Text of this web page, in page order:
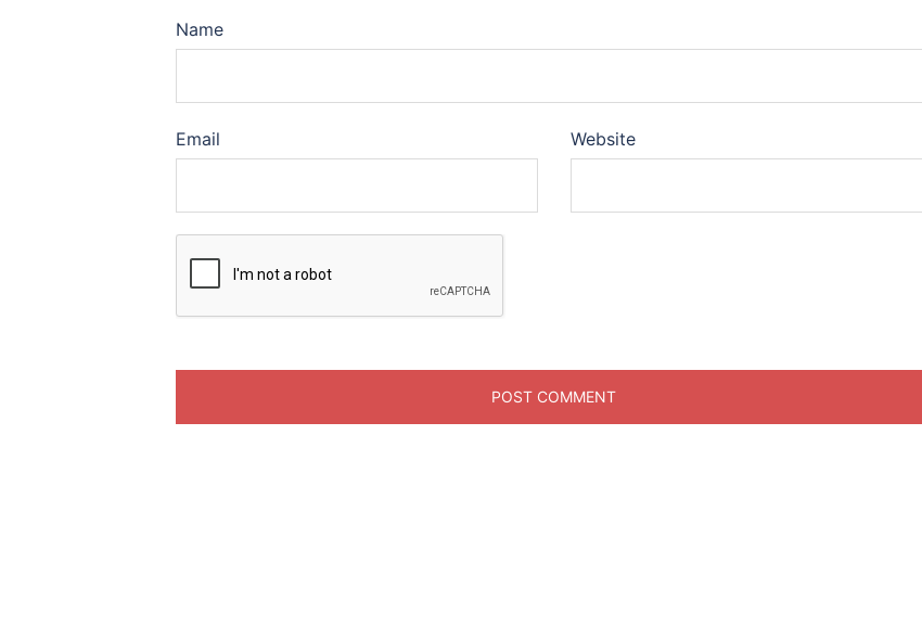
Name
Email Website